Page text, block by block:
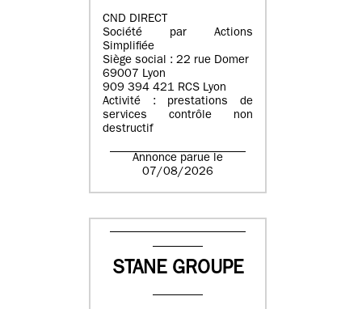
CND DIRECT
Société par Actions
Simplifiée
Siège social : 22 rue Domer
69007 Lyon
909 394 421 RCS Lyon
Activité : prestations de
services contrôle non
destructif
Annonce parue le
07/08/2026
STANE GROUPE